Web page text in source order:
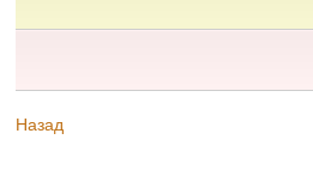
Назад